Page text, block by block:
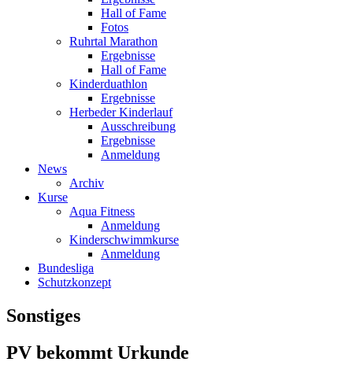
Hall of Fame
Fotos
Ruhrtal Marathon
Ergebnisse
Hall of Fame
Kinderduathlon
Ergebnisse
Herbeder Kinderlauf
Ausschreibung
Ergebnisse
Anmeldung
News
Archiv
Kurse
Aqua Fitness
Anmeldung
Kinderschwimmkurse
Anmeldung
Bundesliga
Schutzkonzept
Sonstiges
PV bekommt Urkunde